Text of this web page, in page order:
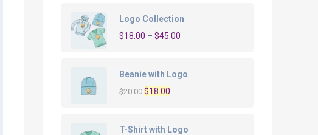
Logo Collection
$18.00 – $45.00
Beanie with Logo
$20.00 O
era:
$18.00
é:
T-Shirt with Logo